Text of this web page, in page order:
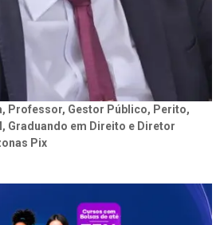
Professor, Gestor Público, Perito,
Graduando em Direito e Diretor
Pix